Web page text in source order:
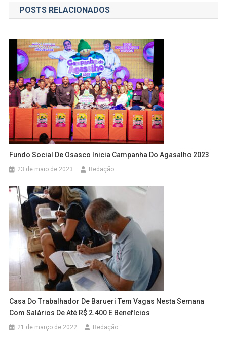
Post
POSTS RELACIONADOS
Fundo Social De Osasco Inicia Campanha Do Agasalho 2023
23 de maio de 2023 Redação
Casa Do Trabalhador De Barueri Tem Vagas Nesta Semana
Com Salários De Até R$ 2.400 E Benefícios
21 de março de 2022 Redação